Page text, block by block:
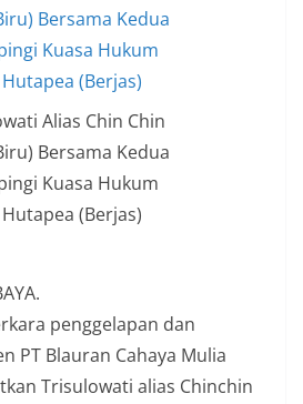
Alias Chin Chin
Bersama Kedua
Kuasa Hukum
(Berjas)
penggelapan dan
PT Blauran Cahaya Mulia
Trisulowati alias Chinchin